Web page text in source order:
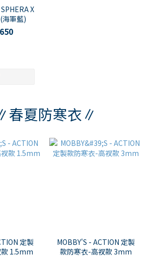
X
海軍藍)
春夏防寒衣∥
定製
1.5mm
MOBBY'S - ACTION 定製
款防寒衣-高衩款 3mm